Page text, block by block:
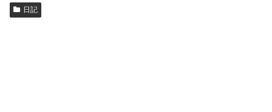
日記